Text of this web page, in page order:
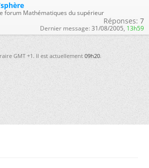
forum Mathématiques du supérieur
Réponses: 7
Dernier message: 31/08/2005, 13h59
GMT +1. Il est actuellement09h20.